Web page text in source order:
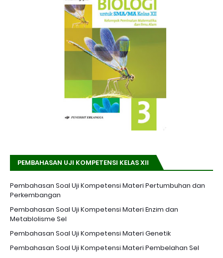
PEMBAHASAN UJI KOMPETENSI KELAS XII
Pembahasan Soal Uji Kompetensi Materi Pertumbuhan dan
Perkembangan
Pembahasan Soal Uji Kompetensi Materi Enzim dan
Metablolisme Sel
Pembahasan Soal Uji Kompetensi Materi Genetik
Pembahasan Soal Uji Kompetensi Materi Pembelahan Sel